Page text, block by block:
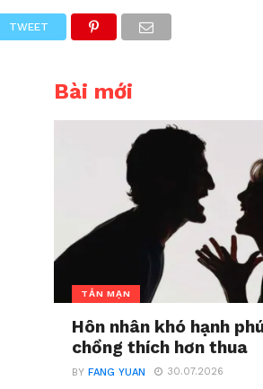
TWEET
Bài mới
TẢN MẠN
Hôn nhân khó hạnh
chồng thích hơn thua
BYFANG YUAN 30.07.2026